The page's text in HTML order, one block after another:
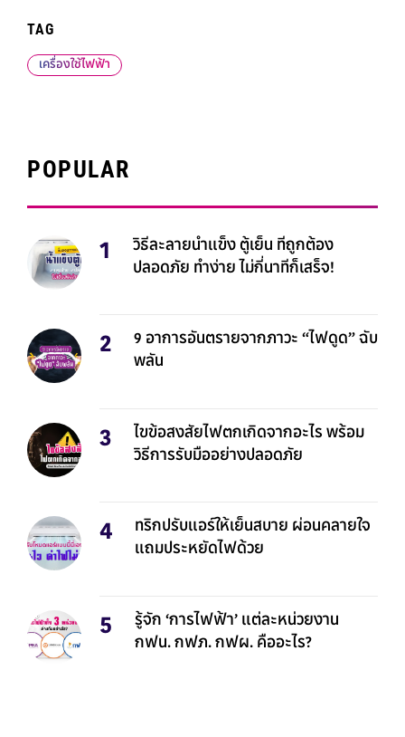
TAG
เครื่องใช้ไฟฟ้า
POPULAR
วิธีละลายน้ำแข็ง ตู้เย็น ที่ถูกต้อง
ปลอดภัย ทำง่าย ไม่กี่นาทีก็เสร็จ!
9 อาการอันตรายจากภาวะ “ไฟดูด” ฉับ
พลัน
ไขข้อสงสัยไฟตกเกิดจากอะไร พร้อม
วิธีการรับมืออย่างปลอดภัย
ทริกปรับแอร์ให้เย็นสบาย ผ่อนคลายใจ
แถมประหยัดไฟด้วย
รู้จัก ‘การไฟฟ้า’ แต่ละหน่วยงาน
กฟน. กฟภ. กฟผ. คืออะไร?